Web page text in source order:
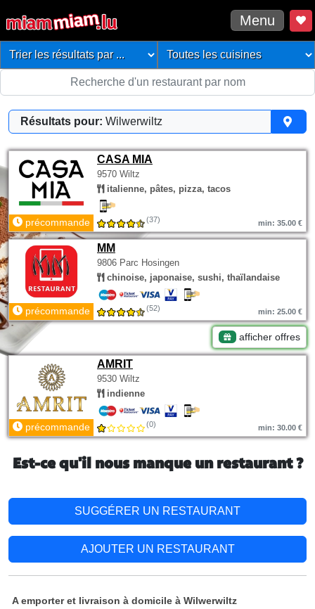
Menu
Résultats pour: Wilwerwiltz
CASA MIA
9570 Wiltz
italienne, pâtes, pizza, tacos
précommande (37) min: 35.00 €
MM
9806 Parc Hosingen
chinoise, japonaise, sushi, thaïlandaise
précommande (52) min: 25.00 €
afficher offres
AMRIT
9530 Wiltz
indienne
précommande (0) min: 30.00 €
Est-ce qu'il nous manque un restaurant ?
SUGGÉRER UN RESTAURANT
AJOUTER UN RESTAURANT
A emporter et livraison à domicile à Wilwerwiltz